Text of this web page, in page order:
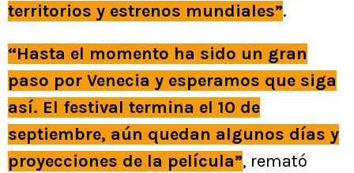
territorios y estrenos mundiales”.
“Hasta el momento ha sido un gran
paso por Venecia y esperamos que siga
así. El festival termina el 10 de
septiembre, aún quedan algunos días y
proyecciones de la película”, remató